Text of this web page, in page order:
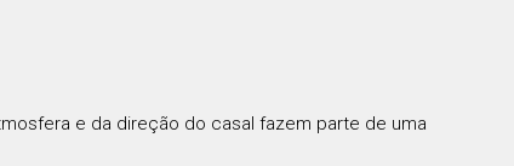
e da direção do casal fazem parte de uma